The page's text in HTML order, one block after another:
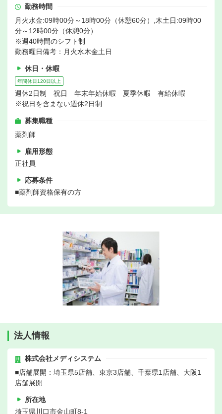
勤務時間
月火水金:09時00分～18時00分（休憩60分）,木土日:09時00
分～12時00分（休憩0分）
※週40時間のシフト制
勤務曜日備考：月火水木金土日
休日・休暇
年間休日120日以上
週休2日制 祝日 年末年始休暇 夏季休暇 有給休暇
※祝日を含まない週休2日制
募集職種
薬剤師
雇用形態
正社員
応募条件
■薬剤師資格保有の方
法人情報
株式会社メディシステム
■店舗展開：埼玉県5店舗、東京3店舗、千葉県1店舗、大阪1
店舗展開
所在地
埼玉県川口市金山町8-1